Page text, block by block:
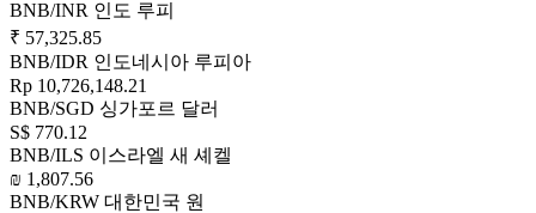
BNB/INR 인도 루피
₹ 57,325.85
BNB/IDR 인도네시아 루피아
Rp 10,726,148.21
BNB/SGD 싱가포르 달러
S$ 770.12
BNB/ILS 이스라엘 새 셰켈
₪ 1,807.56
BNB/KRW 대한민국 원